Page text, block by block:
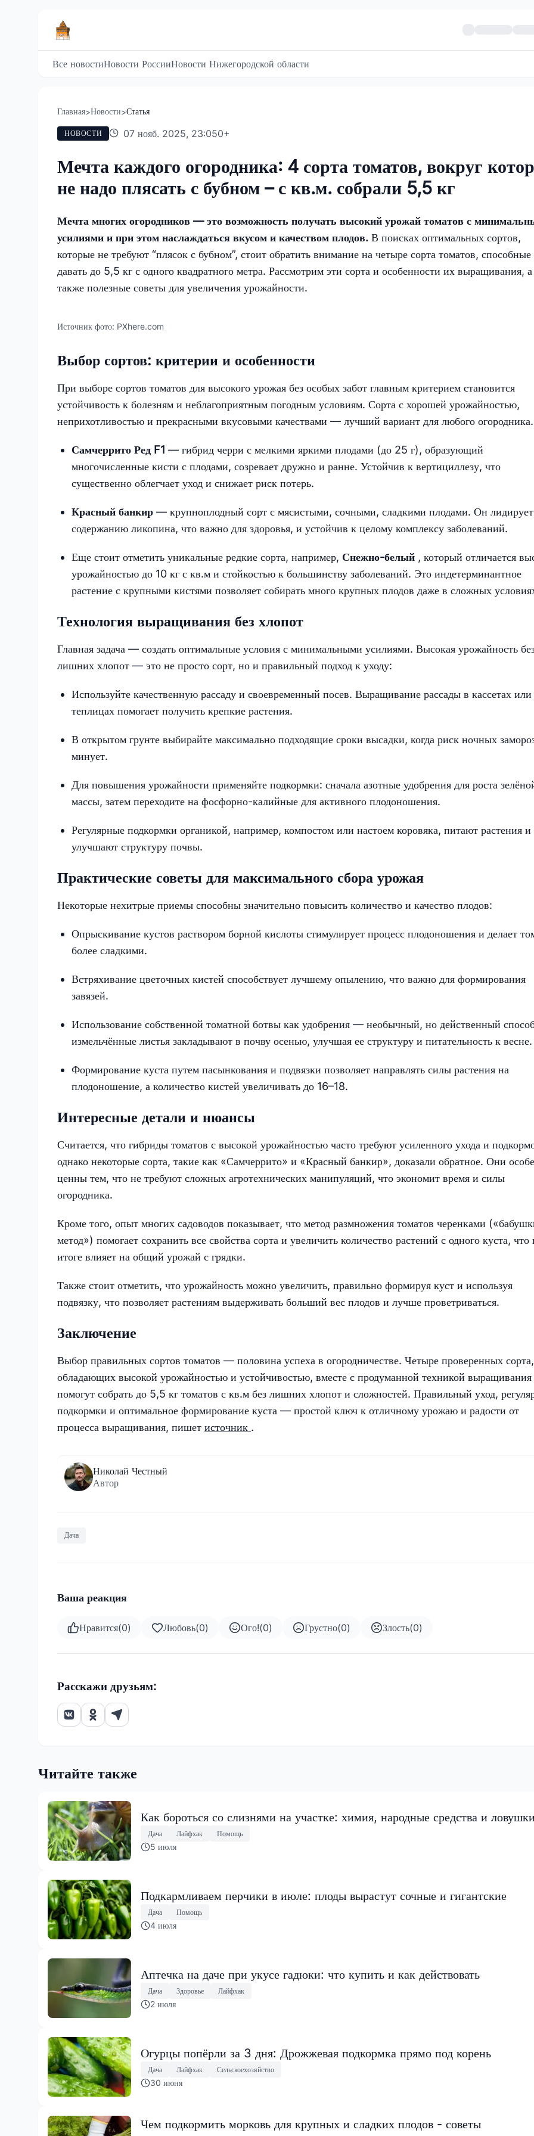
Все новостиНовости РоссииНовости Нижегородской области
Главная>Новости>Статья
НОВОСТИ 07 нояб. 2025, 23:050+
Мечта каждого огородника: 4 сорта томатов, вокруг
не надо плясать с бубном – с кв.м. собрали 5,5 кг
Мечта многих огородников — это возможность получать высокий урожай томатов с
усилиями и при этом наслаждаться вкусом и качеством плодов. В поисках оптимальных сортов,
которые не требуют “плясок с бубном”, стоит обратить внимание на четыре сорта томатов, способные
давать до 5,5 кг с одного квадратного метра. Рассмотрим эти сорта и особенности их выращивания, а
также полезные советы для увеличения урожайности.
Источник фото: PXhere.com
Выбор сортов: критерии и особенности
При выборе сортов томатов для высокого урожая без особых забот главным критерием становится
устойчивость к болезням и неблагоприятным погодным условиям. Сорта с хорошей урожайностью,
неприхотливостью и прекрасными вкусовыми качествами — лучший вариант для любого огородника.
Самчеррито Ред F1 — гибрид черри с мелкими яркими плодами (до 25 г), образующий
многочисленные кисти с плодами, созревает дружно и ранне. Устойчив к вертициллезу, что
существенно облегчает уход и снижает риск потерь.
Красный банкир — крупноплодный сорт с мясистыми, сочными, сладкими плодами. Он
содержанию ликопина, что важно для здоровья, и устойчив к целому комплексу заболеваний.
Еще стоит отметить уникальные редкие сорта, например, Снежно-белый , который отличается
урожайностью до 10 кг с кв.м и стойкостью к большинству заболеваний. Это индетерминантное
растение с крупными кистями позволяет собирать много крупных плодов даже в сложных
Технология выращивания без хлопот
Главная задача — создать оптимальные условия с минимальными усилиями. Высокая урожайность
лишних хлопот — это не просто сорт, но и правильный подход к уходу:
Используйте качественную рассаду и своевременный посев. Выращивание рассады в кассетах или
теплицах помогает получить крепкие растения.
В открытом грунте выбирайте максимально подходящие сроки высадки, когда риск ночных
минует.
Для повышения урожайности применяйте подкормки: сначала азотные удобрения для роста
массы, затем переходите на фосфорно-калийные для активного плодоношения.
Регулярные подкормки органикой, например, компостом или настоем коровяка, питают растения и
улучшают структуру почвы.
Практические советы для максимального сбора урожая
Некоторые нехитрые приемы способны значительно повысить количество и качество плодов:
Опрыскивание кустов раствором борной кислоты стимулирует процесс плодоношения и делает
более сладкими.
Встряхивание цветочных кистей способствует лучшему опылению, что важно для формирования
завязей.
Использование собственной томатной ботвы как удобрения — необычный, но действенный
измельчённые листья закладывают в почву осенью, улучшая ее структуру и питательность к весне.
Формирование куста путем пасынкования и подвязки позволяет направлять силы растения на
плодоношение, а количество кистей увеличивать до 16–18.
Интересные детали и нюансы
Считается, что гибриды томатов с высокой урожайностью часто требуют усиленного ухода и
однако некоторые сорта, такие как «Самчеррито» и «Красный банкир», доказали обратное. Они
ценны тем, что не требуют сложных агротехнических манипуляций, что экономит время и силы
огородника.
Кроме того, опыт многих садоводов показывает, что метод размножения томатов черенками
метод») помогает сохранить все свойства сорта и увеличить количество растений с одного куста, что
итоге влияет на общий урожай с грядки.
Также стоит отметить, что урожайность можно увеличить, правильно формируя куст и используя
подвязку, что позволяет растениям выдерживать больший вес плодов и лучше проветриваться.
Заключение
Выбор правильных сортов томатов — половина успеха в огородничестве. Четыре проверенных сорта,
обладающих высокой урожайностью и устойчивостью, вместе с продуманной техникой выращивания
помогут собрать до 5,5 кг томатов с кв.м без лишних хлопот и сложностей. Правильный уход,
подкормки и оптимальное формирование куста — простой ключ к отличному урожаю и радости от
процесса выращивания, пишет источник .
Николай Честный
Автор
Дача
Ваша реакция
Нравится(0) Любовь(0) Ого!(0) Грустно(0) Злость(0)
Расскажи друзьям:
Читайте также
Как бороться со слизнями на участке: химия, народные средства и
Дача Лайфхак Помощь
5 июля
Подкармливаем перчики в июле: плоды вырастут сочные и гигантские
Дача Помощь
4 июля
Аптечка на даче при укусе гадюки: что купить и как действовать
Дача Здоровье Лайфхак
2 июля
Огурцы попёрли за 3 дня: Дрожжевая подкормка прямо под корень
Дача Лайфхак Сельскоехозяйство
30 июня
Чем подкормить морковь для крупных и сладких плодов - советы